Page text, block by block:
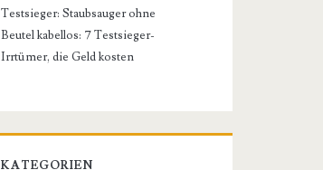
Testsieger: Staubsauger ohne
Beutel kabellos: 7 Testsieger-
Irrtümer, die Geld kosten
KATEGORIEN